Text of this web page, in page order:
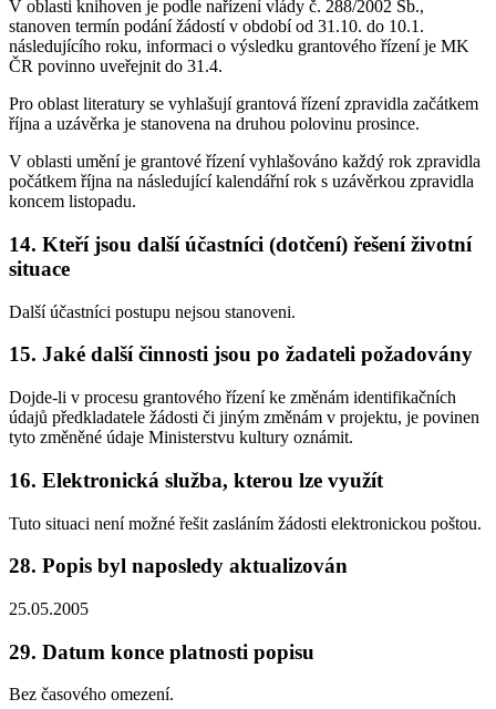
V oblasti knihoven je podle nařízení vlády č. 288/2002 Sb.,
stanoven termín podání žádostí v období od 31.10. do 10.1.
následujícího roku, informaci o výsledku grantového řízení je MK
ČR povinno uveřejnit do 31.4.
Pro oblast literatury se vyhlašují grantová řízení zpravidla začátkem
října a uzávěrka je stanovena na druhou polovinu prosince.
V oblasti umění je grantové řízení vyhlašováno každý rok zpravidla
počátkem října na následující kalendářní rok s uzávěrkou zpravidla
koncem listopadu.
14. Kteří jsou další účastníci (dotčení) řešení životní
situace
Další účastníci postupu nejsou stanoveni.
15. Jaké další činnosti jsou po žadateli požadovány
Dojde-li v procesu grantového řízení ke změnám identifikačních
údajů předkladatele žádosti či jiným změnám v projektu, je povinen
tyto změněné údaje Ministerstvu kultury oznámit.
16. Elektronická služba, kterou lze využít
Tuto situaci není možné řešit zasláním žádosti elektronickou poštou.
28. Popis byl naposledy aktualizován
25.05.2005
29. Datum konce platnosti popisu
Bez časového omezení.